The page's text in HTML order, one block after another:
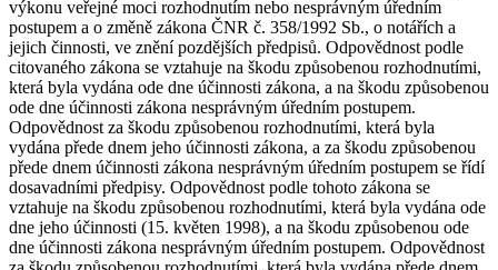
výkonu veřejné moci rozhodnutím nebo nesprávným úředním
postupem a o změně zákona ČNR č. 358/1992 Sb., o notářích a
jejich činnosti, ve znění pozdějších předpisů. Odpovědnost podle
citovaného zákona se vztahuje na škodu způsobenou rozhodnutími,
která byla vydána ode dne účinnosti zákona, a na škodu způsobenou
ode dne účinnosti zákona nesprávným úředním postupem.
Odpovědnost za škodu způsobenou rozhodnutími, která byla
vydána přede dnem jeho účinnosti zákona, a za škodu způsobenou
přede dnem účinnosti zákona nesprávným úředním postupem se řídí
dosavadními předpisy. Odpovědnost podle tohoto zákona se
vztahuje na škodu způsobenou rozhodnutími, která byla vydána ode
dne jeho účinnosti (15. květen 1998), a na škodu způsobenou ode
dne účinnosti zákona nesprávným úředním postupem. Odpovědnost